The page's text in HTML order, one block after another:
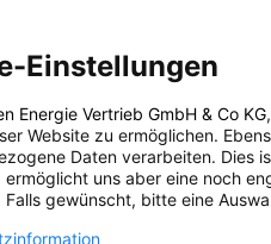
Einstellungen
Energie Vertrieb GmbH & Co KG
Website zu ermöglichen.
Daten verarbeiten. Dies
ermöglicht uns aber eine noch
Falls gewünscht, bitte eine